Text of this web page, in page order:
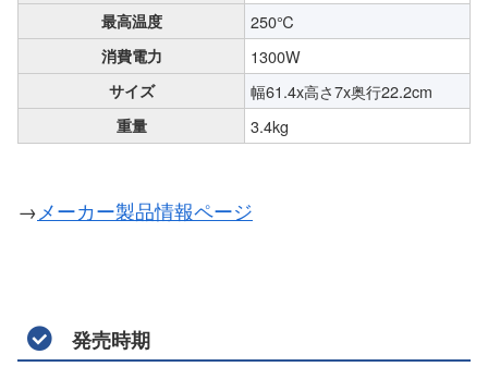
最高温度 250℃
消費電力 1300W
サイズ 幅61.4x高さ7x奥行22.2cm
重量 3.4kg
→メーカー製品情報ページ
発売時期